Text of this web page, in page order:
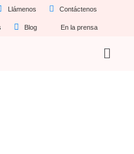
Llámenos Contáctenos
Blog En la prensa